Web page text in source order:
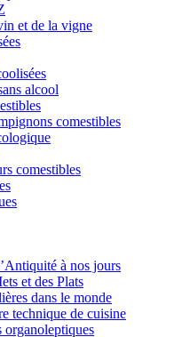
et de la vigne
alcool
comestibles
comestibles
à nos jours
et des Plats
dans le monde
technique de cuisine
organoleptiques